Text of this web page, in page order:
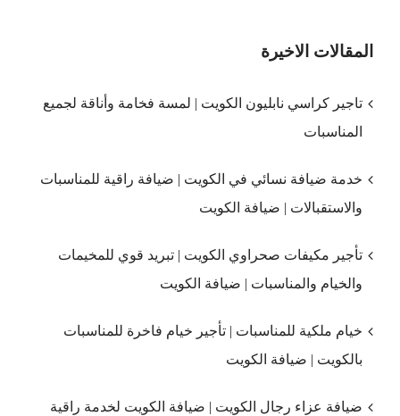
المقالات الاخيرة
تاجير كراسي نابليون الكويت | لمسة فخامة وأناقة لجميع
المناسبات
خدمة ضيافة نسائي في الكويت | ضيافة راقية للمناسبات
والاستقبالات | ضيافة الكويت
تأجير مكيفات صحراوي الكويت | تبريد قوي للمخيمات
والخيام والمناسبات | ضيافة الكويت
خيام ملكية للمناسبات | تأجير خيام فاخرة للمناسبات
بالكويت | ضيافة الكويت
ضيافة عزاء رجال الكويت | ضيافة الكويت لخدمة راقية